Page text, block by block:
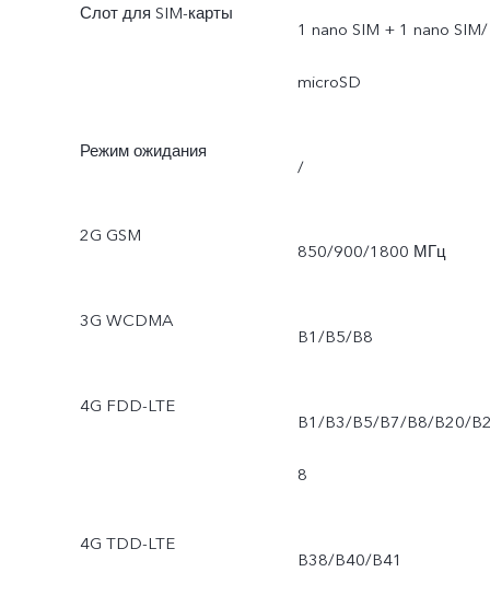
Слот для SIM-карты
1 nano SIM + 1 nano SIM/
microSD
Режим ожидания
/
2G GSM
850/900/1800 МГц
3G WCDMA
B1/B5/B8
4G FDD-LTE
B1/B3/B5/B7/B8/B20/
8
4G TDD-LTE
B38/B40/B41